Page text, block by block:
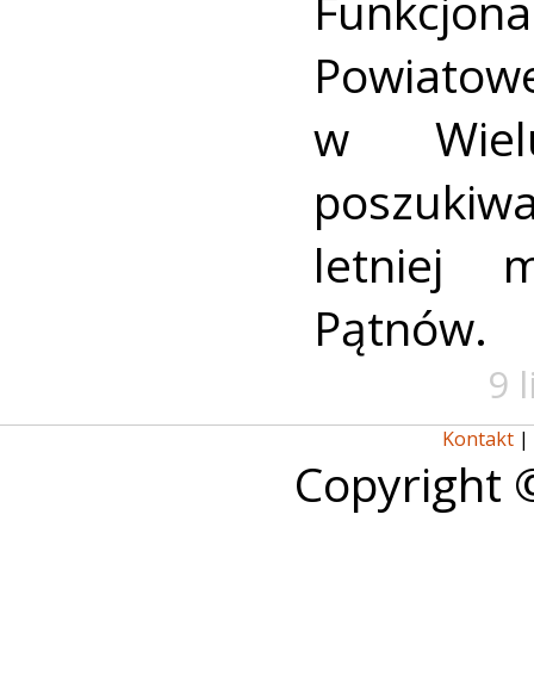
w
letniej
Pątnów.
9
Kontakt |
Copyright